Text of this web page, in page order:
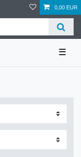
0,00 EUR
☰